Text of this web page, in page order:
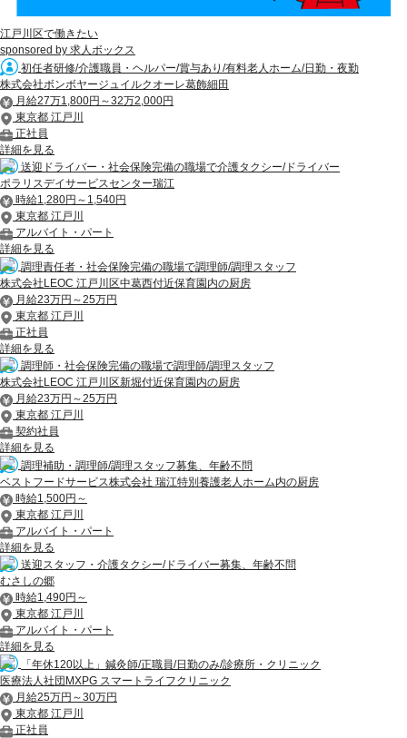
江戸川区で働きたい
sponsored by 求人ボックス
初任者研修/介護職員・ヘルパー/賞与あり/有料老人ホーム/日勤・夜勤
株式会社ボンボヤージュイルクオーレ葛飾細田
月給27万1,800円～32万2,000円
東京都 江戸川
正社員
詳細を見る
送迎ドライバー・社会保険完備の職場で介護タクシー/ドライバー
ポラリスデイサービスセンター瑞江
時給1,280円～1,540円
東京都 江戸川
アルバイト・パート
詳細を見る
調理責任者・社会保険完備の職場で調理師/調理スタッフ
株式会社LEOC 江戸川区中葛西付近保育園内の厨房
月給23万円～25万円
東京都 江戸川
正社員
詳細を見る
調理師・社会保険完備の職場で調理師/調理スタッフ
株式会社LEOC 江戸川区新堀付近保育園内の厨房
月給23万円～25万円
東京都 江戸川
契約社員
詳細を見る
調理補助・調理師/調理スタッフ募集、年齢不問
ベストフードサービス株式会社 瑞江特別養護老人ホーム内の厨房
時給1,500円～
東京都 江戸川
アルバイト・パート
詳細を見る
送迎スタッフ・介護タクシー/ドライバー募集、年齢不問
むさしの郷
時給1,490円～
東京都 江戸川
アルバイト・パート
詳細を見る
「年休120以上」鍼灸師/正職員/日勤のみ/診療所・クリニック
医療法人社団MXPG スマートライフクリニック
月給25万円～30万円
東京都 江戸川
正社員